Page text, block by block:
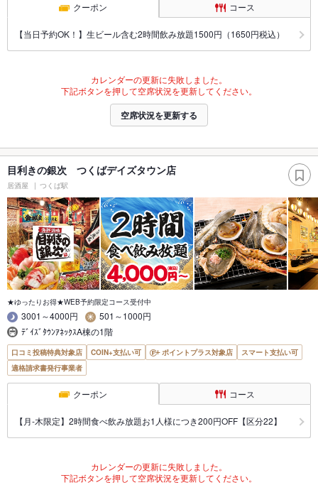
クーポン コース
【当日予約OK！】生ビール含む2時間飲み放題1500円（1650円税込）
カレンダーの更新に失敗しました。
下記ボタンを押して空席状況を更新してください。
空席状況を更新する
目利きの銀次 つくばデイズタウン店
居酒屋 つくば駅
★ゆったりお得★WEB予約限定コース受付中
3001～4000円
501～1000円
ﾃﾞｲｽﾞﾀｳﾝｱﾈｯｸｽA棟の1階
口コミ投稿特典対象店 COIN+支払い可 ポイントプラス対象店
スマート支払い可
適格請求書発行事業者
クーポン コース
【月‐木限定】2時間食べ飲み放題お1人様につき200円OFF【区分22】
カレンダーの更新に失敗しました。
下記ボタンを押して空席状況を更新してください。